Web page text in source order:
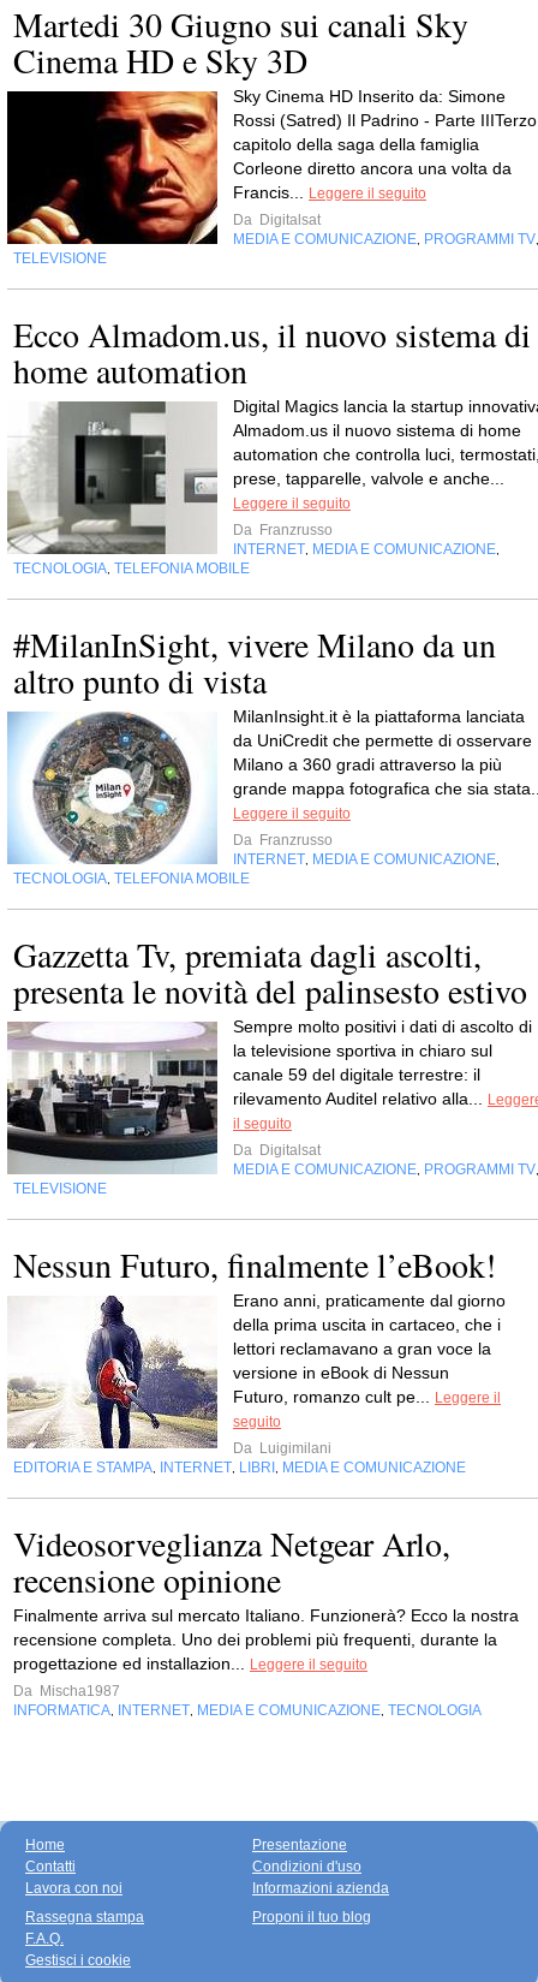
Martedi 30 Giugno sui canali Sky
Cinema HD e Sky 3D
Sky Cinema HD Inserito da: Simone
Rossi (Satred) Il Padrino - Parte IIITerzo
capitolo della saga della famiglia
Corleone diretto ancora una volta da
Francis... Leggere il seguito
Da Digitalsat
MEDIA E COMUNICAZIONE, PROGRAMMI TV,
TELEVISIONE
Ecco Almadom.us, il nuovo sistema di
home automation
Digital Magics lancia la startup
Almadom.us il nuovo sistema di home
automation che controlla luci,
prese, tapparelle, valvole e anche...
Leggere il seguito
Da Franzrusso
INTERNET, MEDIA E COMUNICAZIONE,
TECNOLOGIA, TELEFONIA MOBILE
#MilanInSight, vivere Milano da un
altro punto di vista
MilanInsight.it è la piattaforma lanciata
da UniCredit che permette di osservare
Milano a 360 gradi attraverso la più
grande mappa fotografica che sia
Leggere il seguito
Da Franzrusso
INTERNET, MEDIA E COMUNICAZIONE,
TECNOLOGIA, TELEFONIA MOBILE
Gazzetta Tv, premiata dagli ascolti,
presenta le novità del palinsesto estivo
Sempre molto positivi i dati di ascolto di
la televisione sportiva in chiaro sul
canale 59 del digitale terrestre: il
rilevamento Auditel relativo alla...
il seguito
Da Digitalsat
MEDIA E COMUNICAZIONE, PROGRAMMI TV,
TELEVISIONE
Nessun Futuro, finalmente l’eBook!
Erano anni, praticamente dal giorno
della prima uscita in cartaceo, che i
lettori reclamavano a gran voce la
versione in eBook di Nessun
Futuro, romanzo cult pe... Leggere il
seguito
Da Luigimilani
EDITORIA E STAMPA, INTERNET, LIBRI , MEDIA E COMUNICAZIONE
Videosorveglianza Netgear Arlo,
recensione opinione
Finalmente arriva sul mercato Italiano. Funzionerà? Ecco la nostra
recensione completa. Uno dei problemi più frequenti, durante la
progettazione ed installazion... Leggere il seguito
Da Mischa1987
INFORMATICA, INTERNET, MEDIA E COMUNICAZIONE, TECNOLOGIA
Home
Contatti
Lavora con noi
Presentazione
Condizioni d'uso
Informazioni azienda
Rassegna stampa
F.A.Q.
Gestisci i cookie
Proponi il tuo blog